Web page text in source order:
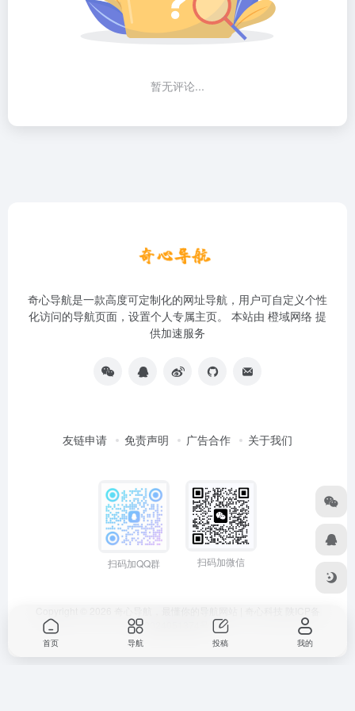
暂无评论...
奇心导航是一款高度可定制化的网址导航，用户可自定义个性
化访问的导航页面，设置个人专属主页。 本站由 橙域网络 提
供加速服务
友链申请 免责声明 广告合作 关于我们
扫码加QQ群 扫码加微信
首页 导航 投稿 我的